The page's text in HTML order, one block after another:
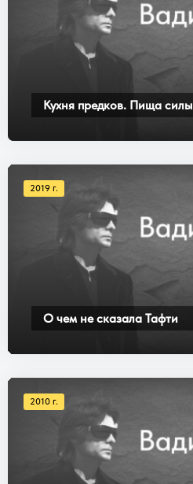
Кухня предков. Пища силы
2019 г.
О чем не сказала Тафти
2010 г.